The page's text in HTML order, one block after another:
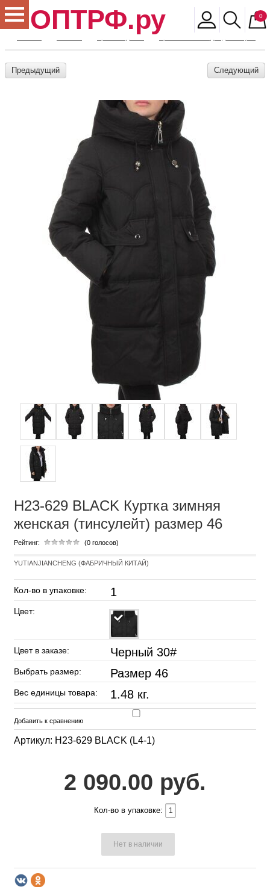
ОПТРФ.ру 0
Предыдущий Следующий
H23-629 BLACK Куртка зимняя
женская (тинсулейт) размер 46
Рейтинг: (0 голосов)
YUTIANJIANCHENG (ФАБРИЧНЫЙ КИТАЙ)
Кол-во в упаковке: 1
Цвет:
Цвет в заказе: Черный 30#
Выбрать размер: Размер 46
Вес единицы товара: 1.48 кг.
Добавить к сравнению
Артикул: H23-629 BLACK (L4-1)
2 090.00 руб.
Кол-во в упаковке:
Нет в наличии